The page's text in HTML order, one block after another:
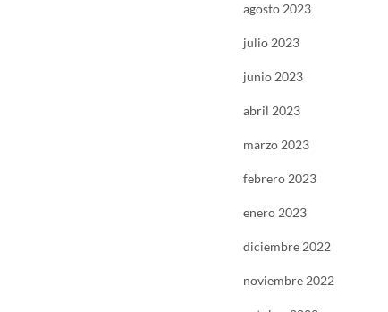
agosto 2023
julio 2023
junio 2023
abril 2023
marzo 2023
febrero 2023
enero 2023
diciembre 2022
noviembre 2022